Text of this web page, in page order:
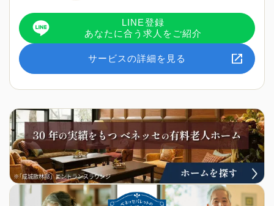
LINE登録
あなたに合う求人をご紹介
サービスの詳細を見る